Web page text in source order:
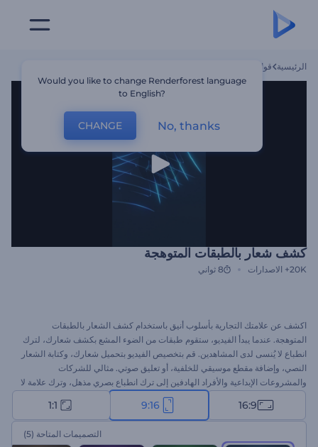
الرئيسية قوالب
كشف شعار بالطبقات المتوهجة
20K+ الاصدارات 8 ثواني
اكشف عن علامتك التجارية بأسلوب أنيق باستخدام كشف الشعار بالطبقات
المتوهجة. عندما يبدأ الفيديو، ستقوم طبقات من الضوء المشع بكشف شعارك، لترك
انطباع لا يُنسى لدى المشاهدين. قم بتخصيص الفيديو بتحميل شعارك، وكتابة الشعار
النصي، وإضافة مقطع موسيقي للخلفية، أو تعليق صوتي. مثالي للشركات
والمشروعات الإبداعية والأفراد الهادفين إلى ترك انطباع بصري مذهل، وترك علامة لا
تُنسى في عقول الجمهور. ابدأ الآن ودع علامتك التجارية تسرق الأنظار!
16:9
9:16
1:1
التصميمات المتاحة (5)
Would you like to change Renderforest language
to English?
CHANGE No, thanks